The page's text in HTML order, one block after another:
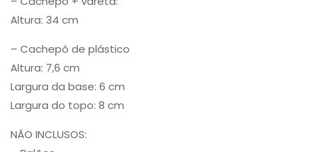
Altura: 34 cm
– Cachepô de plástico
Altura: 7,6 cm
Largura da base: 6 cm
Largura do topo: 8 cm
NÃO INCLUSOS: